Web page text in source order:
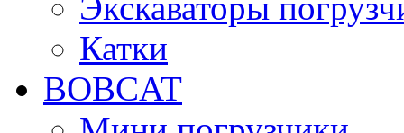
Экскаваторы
Катки
BOBCAT